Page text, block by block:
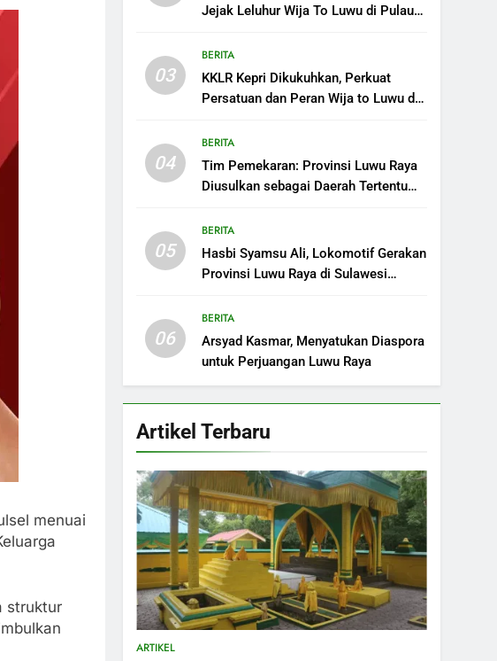
menuai
struktur
Jejak Leluhur Wija To Luwu di Pulau
03
BERITA
KKLR Kepri Dikukuhkan, Perkuat
Persatuan dan Peran Wija to Luwu di
04
BERITA
Tim Pemekaran: Provinsi Luwu Raya
Diusulkan sebagai Daerah Tertentu
05
BERITA
Hasbi Syamsu Ali, Lokomotif Gerakan
Provinsi Luwu Raya di Sulawesi
06
BERITA
Arsyad Kasmar, Menyatukan Diaspora
untuk Perjuangan Luwu Raya
Artikel Terbaru
ARTIKEL